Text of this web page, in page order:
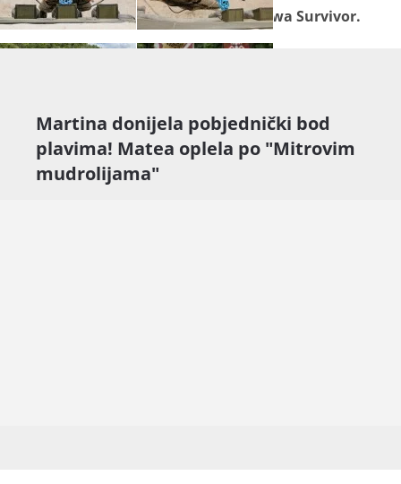
novatv.hr, službenoj stranici showa Survivor.
Martina donijela pobjednički bod
plavima! Matea oplela po "Mitrovim
mudrolijama"